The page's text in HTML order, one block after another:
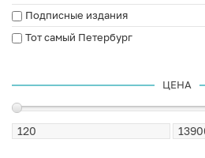
Подписные издания
Тот самый Петербург
ЦЕНА